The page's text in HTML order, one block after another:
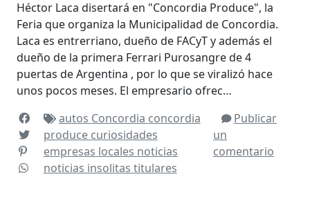
Héctor Laca disertará en "Concordia Produce", la
Feria que organiza la Municipalidad de Concordia.
Laca es entrerriano, dueño de FACyT y además el
dueño de la primera Ferrari Purosangre de 4
puertas de Argentina , por lo que se viralizó hace
unos pocos meses. El empresario ofrec…
autos Concordia concordia
produce curiosidades
empresas locales noticias
noticias insolitas titulares
Publicar
un
comentario